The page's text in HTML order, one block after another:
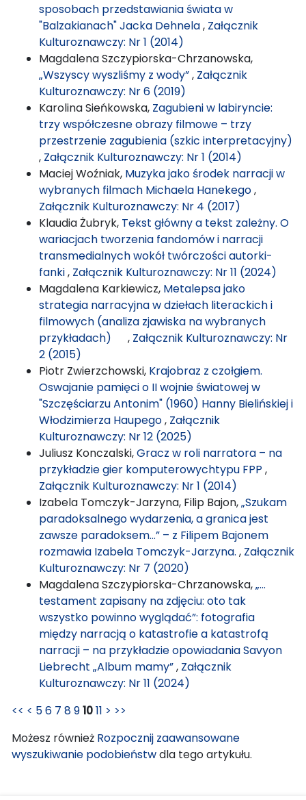
sposobach przedstawiania świata w
"Balzakianach" Jacka Dehnela, Załącznik
Kulturoznawczy: Nr 1 (2014)
Magdalena Szczypiorska-Chrzanowska,
„Wszyscy wyszliśmy z wody”, Załącznik
Kulturoznawczy: Nr 6 (2019)
Karolina Sieńkowska, Zagubieni w labiryncie:
trzy współczesne obrazy filmowe – trzy
przestrzenie zagubienia (szkic interpretacyjny)
, Załącznik Kulturoznawczy: Nr 1 (2014)
Maciej Woźniak, Muzyka jako środek narracji w
wybranych filmach Michaela Hanekego,
Załącznik Kulturoznawczy: Nr 4 (2017)
Klaudia Żubryk, Tekst główny a tekst zależny. O
wariacjach tworzenia fandomów i narracji
transmedialnych wokół twórczości autorki-
fanki, Załącznik Kulturoznawczy: Nr 11 (2024)
Magdalena Karkiewicz, Metalepsa jako
strategia narracyjna w dziełach literackich i
filmowych (analiza zjawiska na wybranych
przykładach) , Załącznik Kulturoznawczy: Nr
2 (2015)
Piotr Zwierzchowski, Krajobraz z czołgiem.
Oswajanie pamięci o II wojnie światowej w
"Szczęściarzu Antonim" (1960) Hanny Bielińskiej i
Włodzimierza Haupego, Załącznik
Kulturoznawczy: Nr 12 (2025)
Juliusz Konczalski,Gracz w roli narratora – na
przykładzie gier komputerowychtypu FPP ,
Załącznik Kulturoznawczy: Nr 1 (2014)
Izabela Tomczyk-Jarzyna, Filip Bajon,„Szukam
paradoksalnego wydarzenia, a granica jest
zawsze paradoksem…” – z Filipem Bajonem
rozmawia Izabela Tomczyk-Jarzyna. , Załącznik
Kulturoznawczy: Nr 7 (2020)
Magdalena Szczypiorska-Chrzanowska,„…
testament zapisany na zdjęciu: oto tak
wszystko powinno wyglądać”: fotografia
między narracją o katastrofie a katastrofą
narracji – na przykładzie opowiadania Savyon
Liebrecht „Album mamy”, Załącznik
Kulturoznawczy: Nr 11 (2024)
<< < 56 7 891011 > >>
Możesz również Rozpocznij zaawansowane
wyszukiwanie podobieństwdla tego artykułu.